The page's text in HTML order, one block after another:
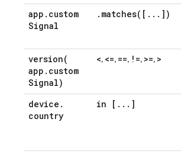
app . custom
Signal
. matches( [ . . . ])
version(
app . custom
Signal)
<, <=, ==, !=, >=, >
device .
country
in [ . . . ]